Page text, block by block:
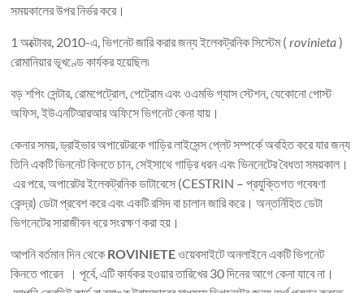
সময়কালের উপর নির্ভর করে।
1 অক্টোবর, 2010-এ, ভিগনেট জারি করার জন্য ইলেকট্রনিক সিস্টেম (rovinieta)
রোমানিয়ার ভূখণ্ডে কার্যকর হয়েছিল৷
বড় শপিং সেন্টার, রোমপেট্রোল, পেট্রোম এবং ওএমভি গ্যাস স্টেশন, যেকোনো পোস্ট
অফিস, ইউএনটিআরআর অফিসে ভিগনেট কেনা যায়।
কেনার সময়, ড্রাইভার অপারেটরকে গাড়ির লাইসেন্স প্লেট সম্পর্কে অবহিত করে যার জন্য
তিনি একটি ভিননেট কিনতে চান, সেইসাথে গাড়ির ধরন এবং ভিননেটের বৈধতা সময়কাল।
এর পরে, অপারেটর ইলেকট্রনিক ডাটাবেসে (CESTRIN – প্রযুক্তিগত গবেষণা
কেন্দ্র) ডেটা প্রবেশ করে এবং একটি রসিদ বা চালান জারি করে। অন্তর্নিহিত ডেটা
ভিগনেটের সারাজীবন ধরে সংরক্ষণ করা হয়।
আপনি বর্তমান দিন থেকে ROVINIETEওয়েবসাইটে অনলাইনে একটি ভিগনেট
কিনতে পারেন । পূর্বে, এটি কার্যকর হওয়ার তারিখের 30 দিনের আগে কেনা যাবে না।